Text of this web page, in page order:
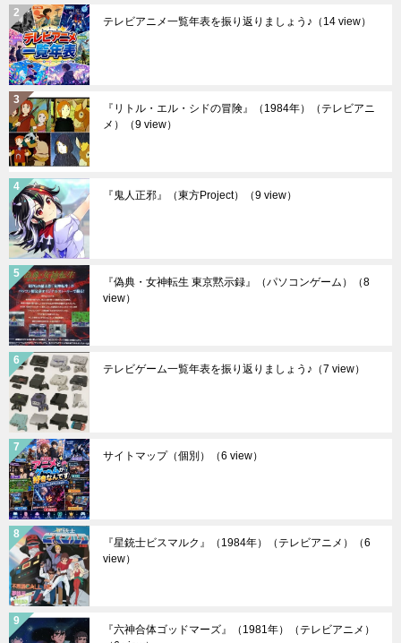
テレビアニメ一覧年表を振り返りましょう♪ （14 view）
『リトル・エル・シドの冒険』（1984年）（テレビアニ
メ）
（9 view）
『鬼人正邪』（東方Project） （9 view）
『偽典・女神転生 東京黙示録』（パソコンゲーム）
（8
view）
テレビゲーム一覧年表を振り返りましょう♪ （7 view）
サイトマップ（個別） （6 view）
『星銃士ビスマルク』（1984年）（テレビアニメ）
（6
view）
『六神合体ゴッドマーズ』（1981年）（テレビアニメ）